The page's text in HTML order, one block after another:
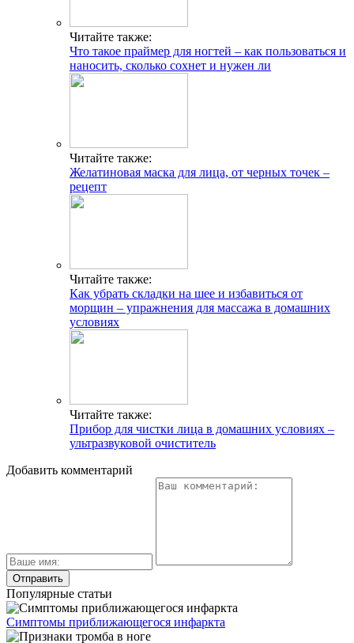
Читайте также:
Что такое праймер для ногтей – как пользоваться и
наносить, сколько сохнет и нужен ли
Читайте также:
Желатиновая маска для лица, от черных точек –
рецепт
Читайте также:
Как убрать складки на шее и избавиться от
морщин – упражнения для массажа в домашних
условиях
Читайте также:
Прибор для чистки лица в домашних условиях –
ультразвуковой очиститель
Добавить комментарий
Популярные статьи
Симптомы приближающегося инфаркта